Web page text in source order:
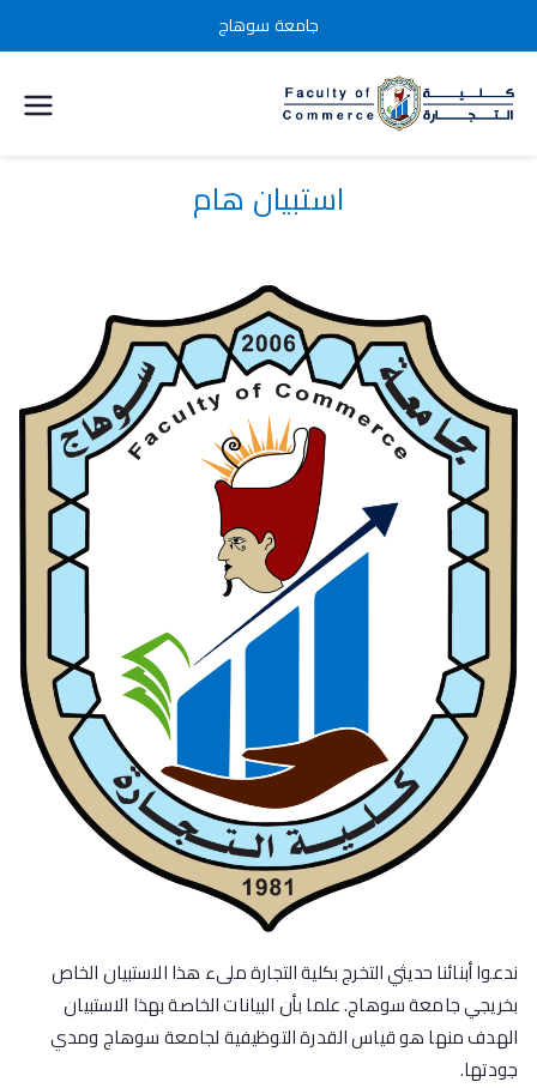
جامعة سوهاج
كلية التجارة
جامعة
استبيان هام
ندعوا أبنائنا حديثي التخرج بكلية التجارة ملىء هذا الاستبيان الخاص
بخريجي جامعة سوهاج. علما بأن البيانات الخاصة بهذا الاستبيان
الهدف منها هو قياس القدرة التوظيفية لجامعة سوهاج ومدي
جودتها.